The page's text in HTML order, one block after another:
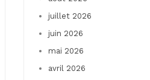
juillet 2026
juin 2026
mai 2026
avril 2026